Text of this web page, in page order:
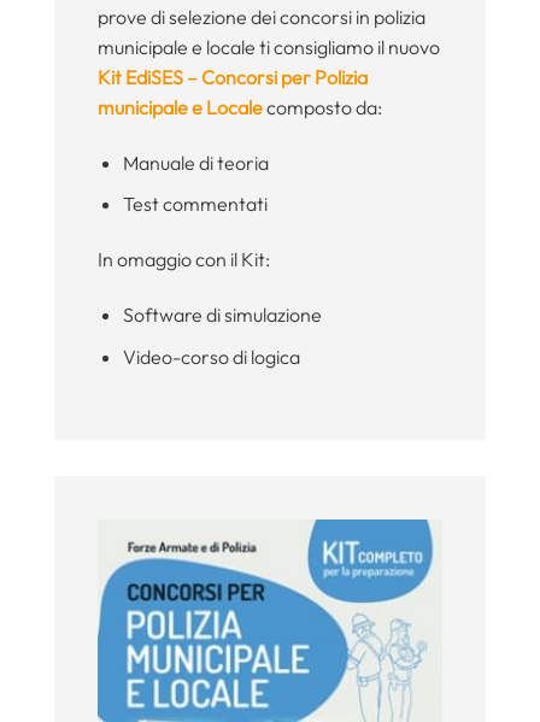
prove di selezione dei concorsi in polizia
municipale e locale ti consigliamo il nuovo
Kit EdiSES – Concorsi per Polizia
municipale e Localecomposto da:
Manuale di teoria
Test commentati
In omaggio con il Kit:
Software di simulazione
Video-corso di logica